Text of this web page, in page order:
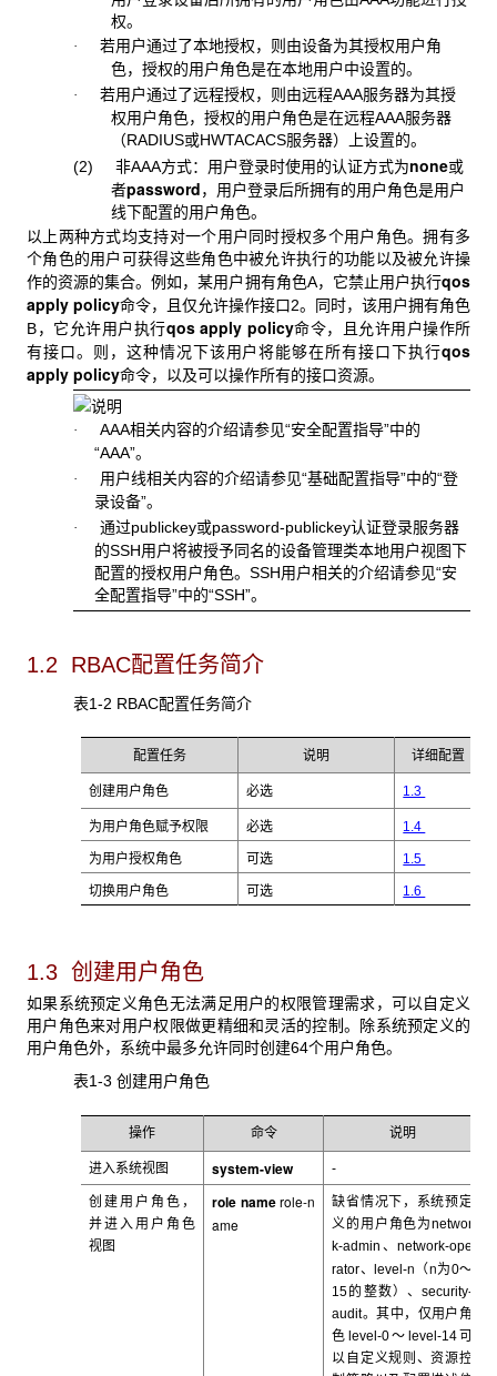
权。
· 若用户通过了本地授权，则由设备为其授权用户角
色，授权的用户角色是在本地用户中设置的。
· 若用户通过了远程授权，则由远程AAA服务器为其授
权用户角色，授权的用户角色是在远程AAA服务器
（RADIUS或HWTACACS服务器）上设置的。
(2) 非AAA方式：用户登录时使用的认证方式为none或
者password，用户登录后所拥有的用户角色是用户
线下配置的用户角色。
以上两种方式均支持对一个用户同时授权多个用户角色。拥有多
个角色的用户可获得这些角色中被允许执行的功能以及被允许操
作的资源的集合。例如，某用户拥有角色A，它禁止用户执行qos
apply policy命令，且仅允许操作接口2。同时，该用户拥有角色
B，它允许用户执行qos apply policy命令，且允许用户操作所
有接口。则，这种情况下该用户将能够在所有接口下执行qos
apply policy命令，以及可以操作所有的接口资源。
· AAA相关内容的介绍请参见“安全配置指导”中的
“AAA”。
· 用户线相关内容的介绍请参见“基础配置指导”中的“登
录设备”。
· 通过publickey或password-publickey认证登录服务器
的SSH用户将被授予同名的设备管理类本地用户视图下
配置的授权用户角色。SSH用户相关的介绍请参见“安
全配置指导”中的“SSH”。
1.2 RBAC配置任务简介
表1-2 RBAC配置任务简介
配置任务 说明 详细配置
创建用户角色 必选 1.3
为用户角色赋予权限 必选 1.4
为用户授权角色 可选 1.5
切换用户角色 可选 1.6
1.3 创建用户角色
如果系统预定义角色无法满足用户的权限管理需求，可以自定义
用户角色来对用户权限做更精细和灵活的控制。除系统预定义的
用户角色外，系统中最多允许同时创建64个用户角色。
表1-3 创建用户角色
操作 命令 说明
进入系统视图 system-view -
创建用户角色，
并进入用户角色
视图
role namerole-n
ame
缺省情况下，系统预定
义的用户角色为networ
k-admin 、network-ope
rator、level-n （n为0～
15的整数）、security-
audit。其中，仅用户角
色level-0～level-14可
以自定义规则、资源控